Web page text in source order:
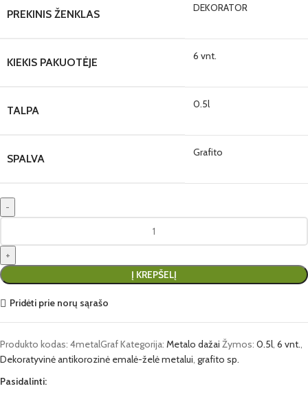
PREKINIS ŽENKLAS DEKORATOR
KIEKIS PAKUOTĖJE 6 vnt.
TALPA 0.5l
SPALVA Grafito
Į KREPŠELĮ
Pridėti prie norų sąrašo
Produkto kodas: 4metalGrafKategorija: Metalo dažai Žymos: 0.5l 6 vnt.
Dekoratyvinė antikorozinė emalė-želė metalui grafito sp.
Pasidalinti: